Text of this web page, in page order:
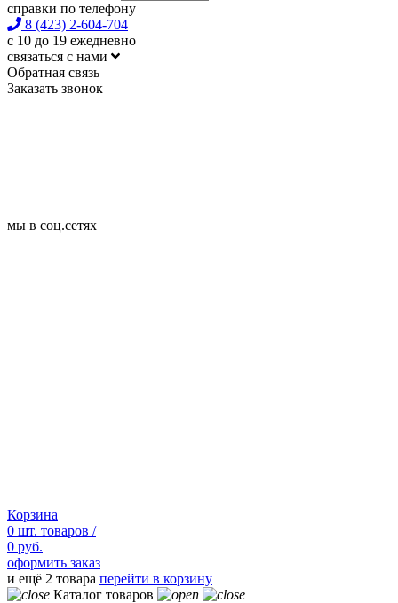
справки по телефону
8 (423) 2-604-704
с 10 до 19 ежедневно
связаться с нами
Обратная связь
Заказать звонок
мы в соц.сетях
Корзина
0 шт. товаров /
0 руб.
оформить заказ
и ещё 2 товара перейти в корзину
Каталог товаров